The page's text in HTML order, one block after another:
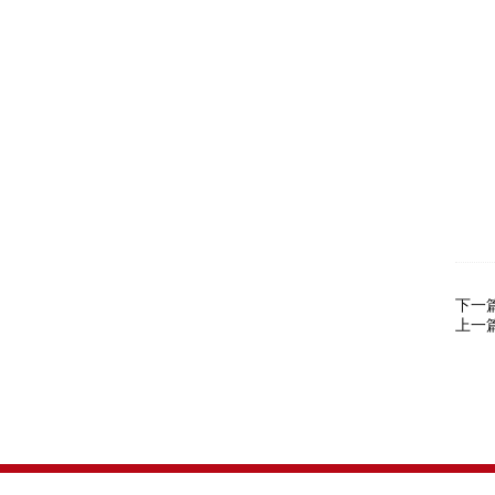
下一
上一